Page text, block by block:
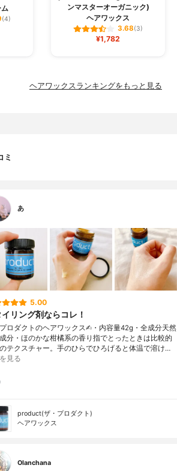
(4)
ンマスターオーガニック)
ヘアワックス
3.68(3)
¥1,782
ヘアワックスランキングをもっと見る
ミ
あ
5.00
イリング剤ならコレ！
ロダクトのヘアワックス✍︎・内容量42g・全成分天然
分・ほのかな柑橘系の香り指でとったときは比較的
テクスチャー。手のひらでひろげると体温で溶け…
見る
product(ザ・プロダクト)
ヘアワックス
Olanchana